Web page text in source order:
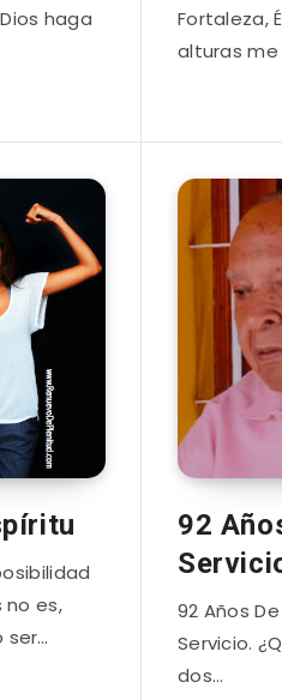
haga
Fortaleza,
alturas me
no es,
ser…
92
92 Años
Servicio.
dos…